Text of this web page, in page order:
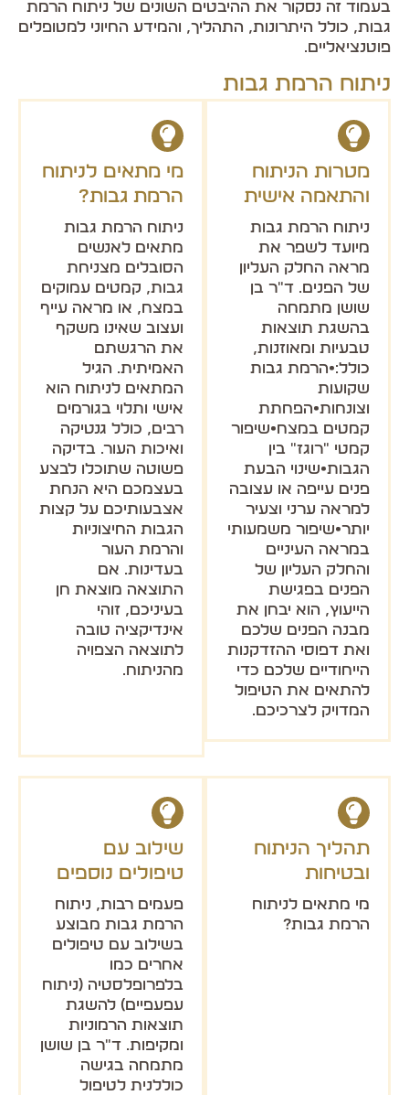
בעמוד זה נסקור את ההיבטים השונים של ניתוח הרמת
גבות, כולל היתרונות, התהליך, והמידע החיוני למטופלים
פוטנציאליים.
ניתוח הרמת גבות
מטרות הניתוח
והתאמה אישית
ניתוח הרמת גבות
מיועד לשפר את
מראה החלק העליון
של הפנים. ד"ר בן
שושן מתמחה
בהשגת תוצאות
טבעיות ומאוזנות,
כולל:•הרמת גבות
שקועות
וצונחות•הפחתת
קמטים במצח•שיפור
קמטי "רוגז" בין
הגבות•שינוי הבעת
פנים עייפה או עצובה
למראה ערני וצעיר
יותר•שיפור משמעותי
במראה העיניים
והחלק העליון של
הפנים בפגישת
הייעוץ, הוא יבחן את
מבנה הפנים שלכם
ואת דפוסי ההזדקנות
הייחודיים שלכם כדי
להתאים את הטיפול
המדויק לצרכיכם.
מי מתאים לניתוח
הרמת גבות?
ניתוח הרמת גבות
מתאים לאנשים
הסובלים מצניחת
גבות, קמטים עמוקים
במצח, או מראה עייף
ועצוב שאינו משקף
את הרגשתם
האמיתית. הגיל
המתאים לניתוח הוא
אישי ותלוי בגורמים
רבים, כולל גנטיקה
ואיכות העור. בדיקה
פשוטה שתוכלו לבצע
בעצמכם היא הנחת
אצבעותיכם על קצות
הגבות החיצוניות
והרמת העור
בעדינות. אם
התוצאה מוצאת חן
בעיניכם, זוהי
אינדיקציה טובה
לתוצאה הצפויה
מהניתוח.
תהליך הניתוח
ובטיחות
מי מתאים לניתוח
הרמת גבות?
שילוב עם
טיפולים נוספים
פעמים רבות, ניתוח
הרמת גבות מבוצע
בשילוב עם טיפולים
אחרים כמו
בלפרופלסטיה (ניתוח
עפעפיים) להשגת
תוצאות הרמוניות
ומקיפות. ד"ר בן שושן
מתמחה בגישה
כוללנית לטיפול